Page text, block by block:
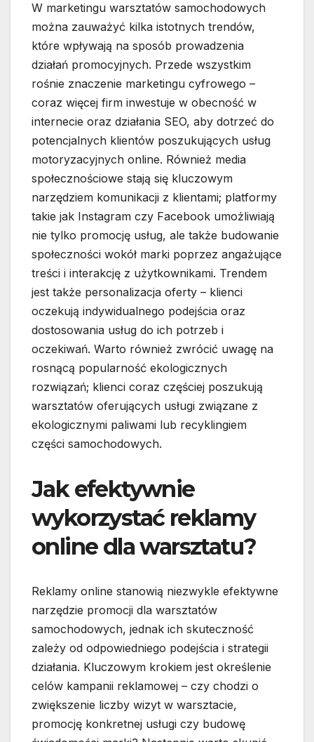
W marketingu warsztatów samochodowych
można zauważyć kilka istotnych trendów,
które wpływają na sposób prowadzenia
działań promocyjnych. Przede wszystkim
rośnie znaczenie marketingu cyfrowego –
coraz więcej firm inwestuje w obecność w
internecie oraz działania SEO, aby dotrzeć do
potencjalnych klientów poszukujących usług
motoryzacyjnych online. Również media
społecznościowe stają się kluczowym
narzędziem komunikacji z klientami; platformy
takie jak Instagram czy Facebook umożliwiają
nie tylko promocję usług, ale także budowanie
społeczności wokół marki poprzez angażujące
treści i interakcję z użytkownikami. Trendem
jest także personalizacja oferty – klienci
oczekują indywidualnego podejścia oraz
dostosowania usług do ich potrzeb i
oczekiwań. Warto również zwrócić uwagę na
rosnącą popularność ekologicznych
rozwiązań; klienci coraz częściej poszukują
warsztatów oferujących usługi związane z
ekologicznymi paliwami lub recyklingiem
części samochodowych.
Jak efektywnie
wykorzystać reklamy
online dla warsztatu?
Reklamy online stanowią niezwykle efektywne
narzędzie promocji dla warsztatów
samochodowych, jednak ich skuteczność
zależy od odpowiedniego podejścia i strategii
działania. Kluczowym krokiem jest określenie
celów kampanii reklamowej – czy chodzi o
zwiększenie liczby wizyt w warsztacie,
promocję konkretnej usługi czy budowę